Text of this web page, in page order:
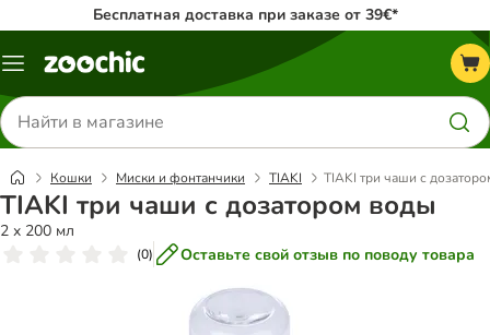
Бесплатная доставка при заказе от 39€*
Каталог
Поиск
товаров
Кошки Миски и фонтанчики TIAKI TIAKI три чаши с
TIAKI три чаши с дозатором воды
2 x 200 мл
(0) Оставьте свой отзыв по поводу товара